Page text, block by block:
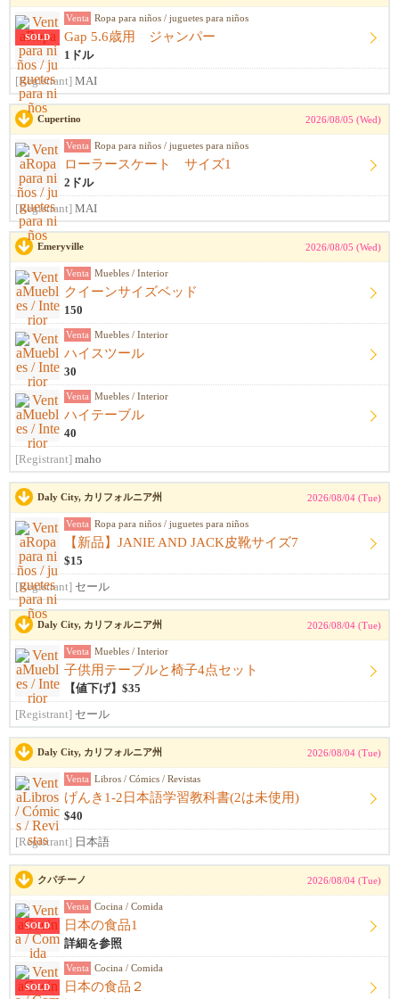
SOLD
Venta Ropa para niños / juguetes para niños
Gap 5.6歳用 ジャンパー
1ドル
[Registrant] MAI
Cupertino 2026/08/05 (Wed)
Venta Ropa para niños / juguetes para niños
ローラースケート サイズ1
2ドル
[Registrant] MAI
Emeryville 2026/08/05 (Wed)
Venta Muebles / Interior
クイーンサイズベッド
150
Venta Muebles / Interior
ハイスツール
30
Venta Muebles / Interior
ハイテーブル
40
[Registrant] maho
Daly City, カリフォルニア州 2026/08/04 (Tue)
Venta Ropa para niños / juguetes para niños
【新品】JANIE AND JACK皮靴サイズ7
$15
[Registrant] セール
Daly City, カリフォルニア州 2026/08/04 (Tue)
Venta Muebles / Interior
子供用テーブルと椅子4点セット
【値下げ】$35
[Registrant] セール
Daly City, カリフォルニア州 2026/08/04 (Tue)
Venta Libros / Cómics / Revistas
げんき1-2日本語学習教科書(2は未使用)
$40
[Registrant] 日本語
クパチーノ 2026/08/04 (Tue)
SOLD
Venta Cocina / Comida
日本の食品1
詳細を参照
SOLD
Venta Cocina / Comida
日本の食品２